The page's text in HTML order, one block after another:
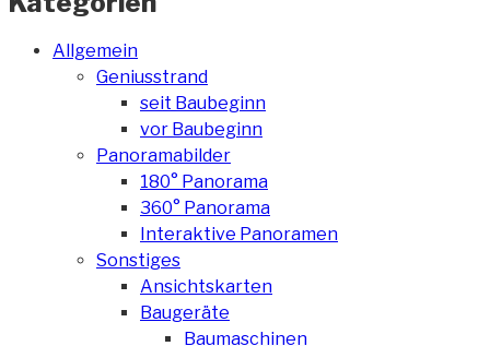
Allgemein
Geniusstrand
seit Baubeginn
vor Baubeginn
Panoramabilder
180° Panorama
360° Panorama
Interaktive Panoramen
Sonstiges
Ansichtskarten
Baugeräte
Baumaschinen